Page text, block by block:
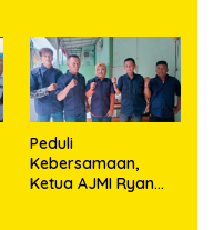
Peduli
Kebersamaan,
Ketua AJMI Ryan